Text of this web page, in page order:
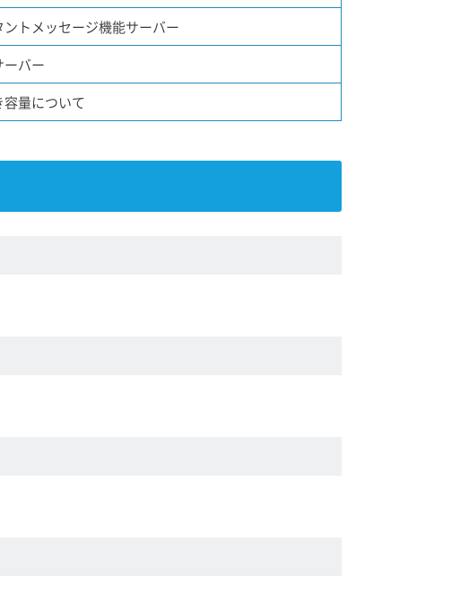
トメッセージ機能サーバー
ーバー
量について